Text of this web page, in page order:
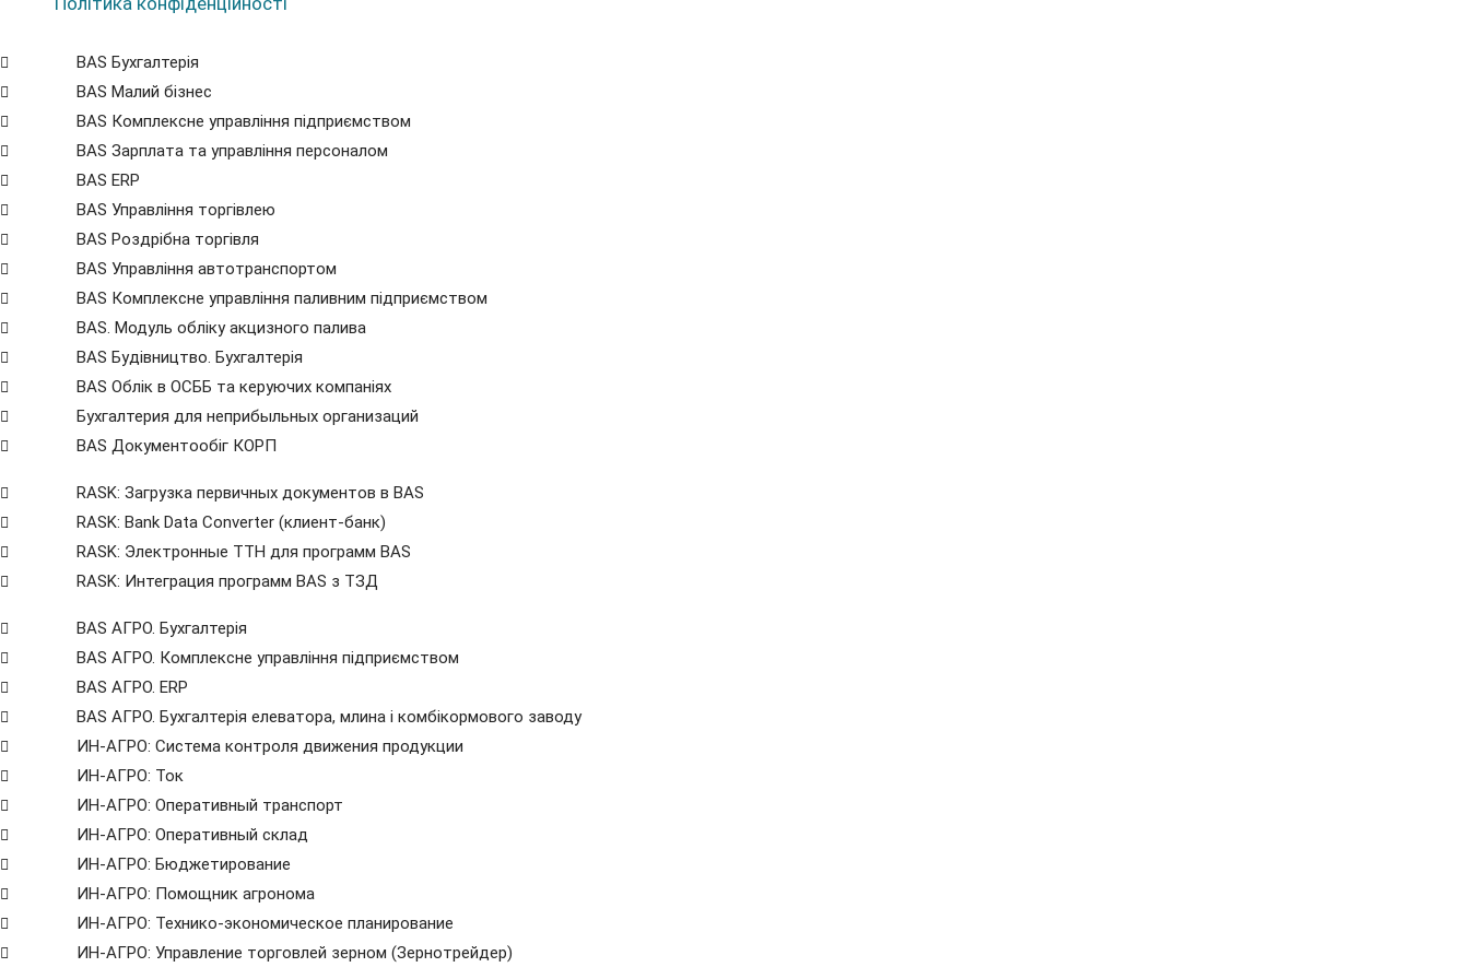
BAS Бухгалтерія
BAS Малий бізнес
BAS Комплексне управління підприємством
BAS Зарплата та управління персоналом
BAS ERP
BAS Управління торгівлею
BAS Роздрібна торгівля
BAS Управління автотранспортом
BAS Комплексне управління паливним підприємством
BAS. Модуль обліку акцизного палива
BAS Будівництво. Бухгалтерія
BAS Облік в ОСББ та керуючих компаніях
Бухгалтерия для неприбыльных организаций
BAS Документообіг КОРП
RASK: Загрузка первичных документов в BAS
RASK: Bank Data Сonverter (клиент-банк)
RASK: Электронные ТТН для программ BAS
RASK: Интеграция программ BAS з ТЗД
BAS АГРО. Бухгалтерія
BAS АГРО. Комплексне управління підприємством
BAS АГРО. ERP
BAS АГРО. Бухгалтерія елеватора, млина і комбікормового заводу
ИН-АГРО: Система контроля движения продукции
ИН-АГРО: Ток
ИН-АГРО: Оперативный транспорт
ИН-АГРО: Оперативный склад
ИН-АГРО: Бюджетирование
ИН-АГРО: Помощник агронома
ИН-АГРО: Технико-экономическое планирование
ИН-АГРО: Управление торговлей зерном (Зернотрейдер)